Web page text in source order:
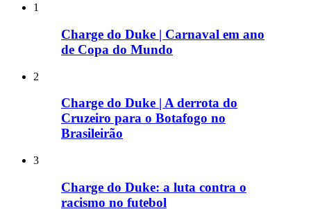
1
Charge do Duke | Carnaval em ano
de Copa do Mundo
2
Charge do Duke | A derrota do
Cruzeiro para o Botafogo no
Brasileirão
3
Charge do Duke: a luta contra o
racismo no futebol